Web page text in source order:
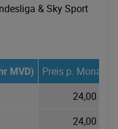
& Sky Sport
MVD)
Preis p. Monat
24,00 €
24,00 €